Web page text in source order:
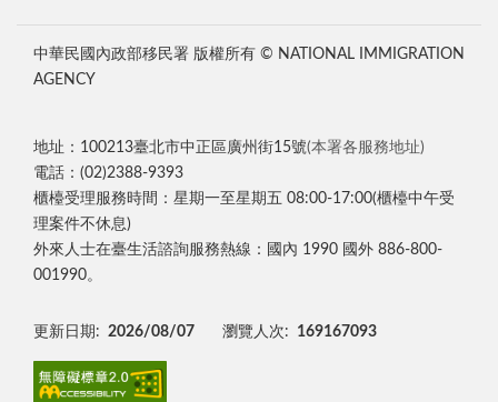
中華民國內政部移民署 版權所有 © NATIONAL IMMIGRATION
AGENCY
地址：100213臺北市中正區廣州街15號(本署各服務地址)
電話：(02)2388-9393
櫃檯受理服務時間：星期一至星期五 08:00-17:00(櫃檯中午受
理案件不休息)
外來人士在臺生活諮詢服務熱線：國內 1990 國外 886-800-
001990。
更新日期: 2026/08/07 瀏覽人次: 169167093